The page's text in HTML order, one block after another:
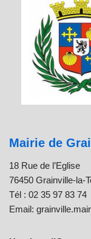
Mairie de
18 Rue de l’Eglise
76450 Grainville-la-
Tél : 02 35 97 83 74
Email: